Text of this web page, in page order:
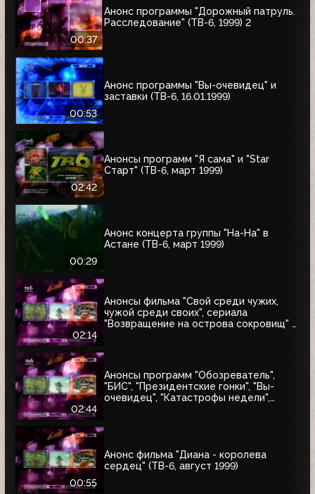
00:37
Анонс программы "Дорожный патруль.
Расследование" (ТВ-6, 1999) 2
00:53
Анонс программы "Вы-очевидец" и
заставки (ТВ-6, 16.01.1999)
02:42
Анонсы программ "Я сама" и "Star
Старт" (ТВ-6, март 1999)
00:29
Анонс концерта группы "На-На" в
Астане (ТВ-6, март 1999)
02:14
Анонсы фильма "Свой среди чужих,
чужой среди своих", сериала
"Возвращение на острова сокровищ" и
02:44
Анонсы программ "Обозреватель",
"БИС", "Президентские гонки", "Вы-
очевидец", "Катастрофы недели",
00:55
Анонс фильма "Диана - королева
сердец" (ТВ-6, август 1999)